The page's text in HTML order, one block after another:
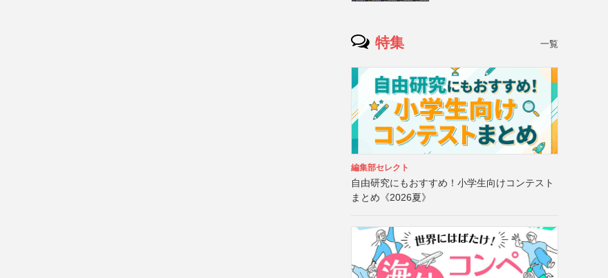
特集 一覧
編集部セレクト
自由研究にもおすすめ！小学生向けコンテスト
まとめ《2026夏》